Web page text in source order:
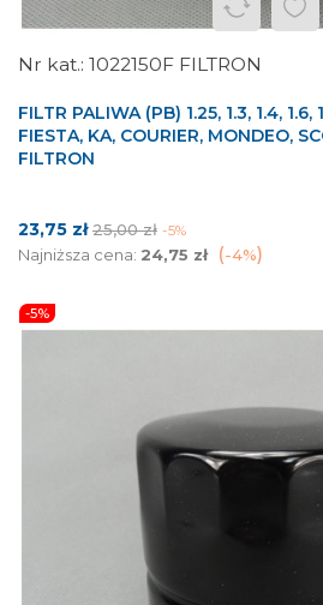
1022150F FILTRON
FILTR PALIWA (PB) 1.25, 1.3, 1.4, 1.6,
FIESTA, KA, COURIER, MONDEO,
FILTRON
Cena
23,75 zł Cena
podstawowa
25,00 zł -5%
Najniższa cena: 24,75 zł -4%
-5%